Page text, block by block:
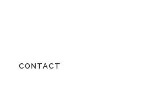
CONTACT